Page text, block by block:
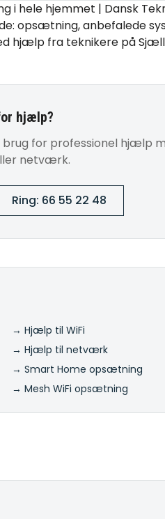
i hele hjemmet | Dansk
opsætning, anbefalede
hjælp fra teknikere på
hjælp?
brug for professionel hjælp
netværk.
Ring: 66 55 22 48
→ Hjælp til WiFi
→ Hjælp til netværk
→ Smart Home opsætning
→ Mesh WiFi opsætning